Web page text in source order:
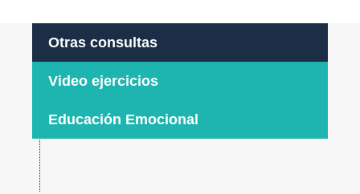
Otras consultas
Video ejercicios
Educación Emocional